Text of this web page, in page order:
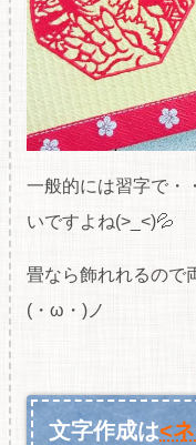
一般的には習字で・
いですよね(>_<)💦
畳なら飾れれるので
(・ω・)ノ
文字作成は<